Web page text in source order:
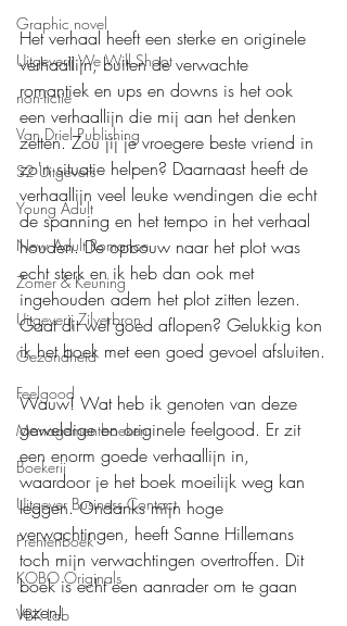
Graphic novel
Uitgeverij We Will Shoot
non-fictie
Van Driel Publishing
S2 Uitgevers
Young Adult
New Adult Romance
Zomer & Keuning
Uitgeverij Zilverbron
Gezondheid
Feelgood
Managementboeken
Boekerij
Uitgever Business Contact
Prentenboek
KOBO Originals
VBK Lab
Het verhaal heeft een sterke en originele
verhaallijn, buiten de verwachte
romantiek en ups en downs is het ook
een verhaallijn die mij aan het denken
zetten. Zou jij je vroegere beste vriend in
zo'n situatie helpen? Daarnaast heeft de
verhaallijn veel leuke wendingen die echt
de spanning en het tempo in het verhaal
houden. De opbouw naar het plot was
echt sterk en ik heb dan ook met
ingehouden adem het plot zitten lezen.
Gaat dit wel goed aflopen? Gelukkig kon
ik het boek met een goed gevoel afsluiten.
Wauw! Wat heb ik genoten van deze
geweldige en originele feelgood. Er zit
een enorm goede verhaallijn in,
waardoor je het boek moeilijk weg kan
leggen. Ondanks mijn hoge
verwachtingen, heeft Sanne Hillemans
toch mijn verwachtingen overtroffen. Dit
boek is echt een aanrader om te gaan
lezen!